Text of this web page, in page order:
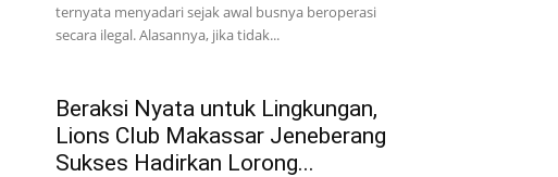
ternyata menyadari sejak awal busnya beroperasi
secara ilegal. Alasannya, jika tidak...
Beraksi Nyata untuk Lingkungan,
Lions Club Makassar Jeneberang
Sukses Hadirkan Lorong...